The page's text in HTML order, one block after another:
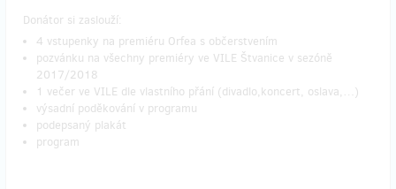
Donátor si zaslouží:
4 vstupenky na premiéru Orfea s občerstvením
pozvánku na všechny premiéry ve VILE Štvanice v sezóně
2017/2018
1 večer ve VILE dle vlastního přání (divadlo,koncert, oslava,…)
výsadní poděkování v programu
podepsaný plakát
program